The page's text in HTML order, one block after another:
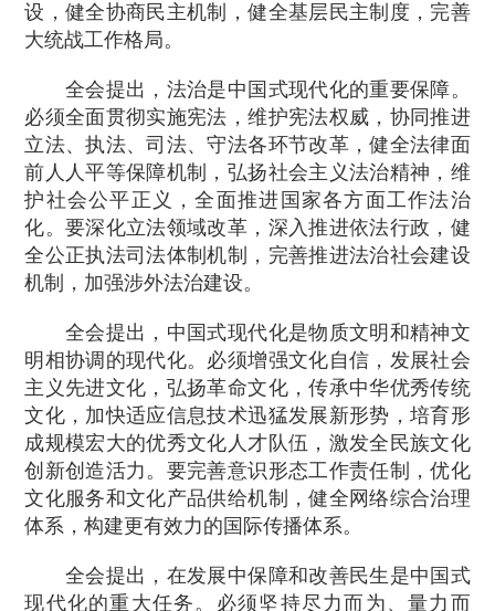
设，健全协商民主机制，健全基层民主制度，完善
大统战工作格局。
全会提出，法治是中国式现代化的重要保障。
必须全面贯彻实施宪法，维护宪法权威，协同推进
立法、执法、司法、守法各环节改革，健全法律面
前人人平等保障机制，弘扬社会主义法治精神，维
护社会公平正义，全面推进国家各方面工作法治
化。要深化立法领域改革，深入推进依法行政，健
全公正执法司法体制机制，完善推进法治社会建设
机制，加强涉外法治建设。
全会提出，中国式现代化是物质文明和精神文
明相协调的现代化。必须增强文化自信，发展社会
主义先进文化，弘扬革命文化，传承中华优秀传统
文化，加快适应信息技术迅猛发展新形势，培育形
成规模宏大的优秀文化人才队伍，激发全民族文化
创新创造活力。要完善意识形态工作责任制，优化
文化服务和文化产品供给机制，健全网络综合治理
体系，构建更有效力的国际传播体系。
全会提出，在发展中保障和改善民生是中国式
现代化的重大任务。必须坚持尽力而为、量力而